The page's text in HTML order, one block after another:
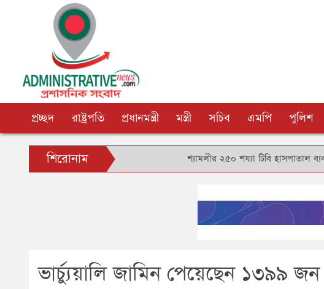
প্রচ্ছদ রাষ্ট্রপতি প্রধানমন্ত্রী মন্ত্রী সচিব এমপি পুলিশ
শিরোনাম শ্যামলীর ২৫০ শয্যা টিবি হাসপাতাল ব্যবস্থাপনা
ভার্চ্যুয়ালি জামিন পেয়েছেন ১৩৯৯ জন